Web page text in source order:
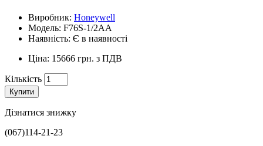
Виробник: Honeywell
Модель: F76S-1/2AA
Наявність: Є в наявності
Ціна: 15666 грн. з ПДВ
Кількість
Купити
Дізнатися знижку
(067)114-21-23